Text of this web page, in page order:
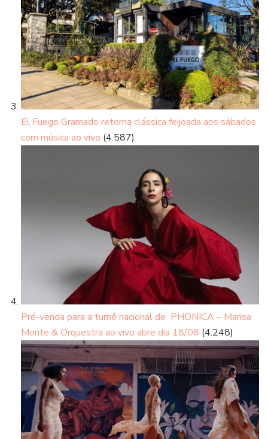
El Fuego Gramado retoma clássica feijoada aos sábados
com música ao vivo (4.587)
Pré-venda para a turnê nacional de PHONICA – Marisa
Monte & Orquestra ao vivo abre dia 18/08 (4.248)